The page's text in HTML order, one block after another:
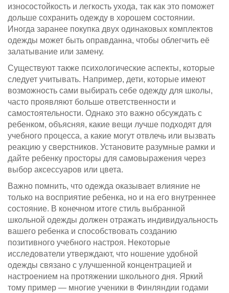
износостойкость и легкость ухода, так как это поможет
дольше сохранить одежду в хорошем состоянии.
Иногда заранее покупка двух одинаковых комплектов
одежды может быть оправданна, чтобы облегчить её
залатывание или замену.
Существуют также психологические аспекты, которые
следует учитывать. Например, дети, которые имеют
возможность сами выбирать себе одежду для школы,
часто проявляют больше ответственности и
самостоятельности. Однако это важно обсуждать с
ребенком, объясняя, какие вещи лучше подходят для
учебного процесса, а какие могут отвлечь или вызвать
реакцию у сверстников. Установите разумные рамки и
дайте ребенку просторы для самовыражения через
выбор аксессуаров или цвета.
Важно помнить, что одежда оказывает влияние не
только на восприятие ребенка, но и на его внутреннее
состояние. В конечном итоге стиль выбранной
школьной одежды должен отражать индивидуальность
вашего ребенка и способствовать созданию
позитивного учебного настроя. Некоторые
исследователи утверждают, что ношение удобной
одежды связано с улучшенной концентрацией и
настроением на протяжении школьного дня. Яркий
тому пример — многие ученики в Финляндии годами